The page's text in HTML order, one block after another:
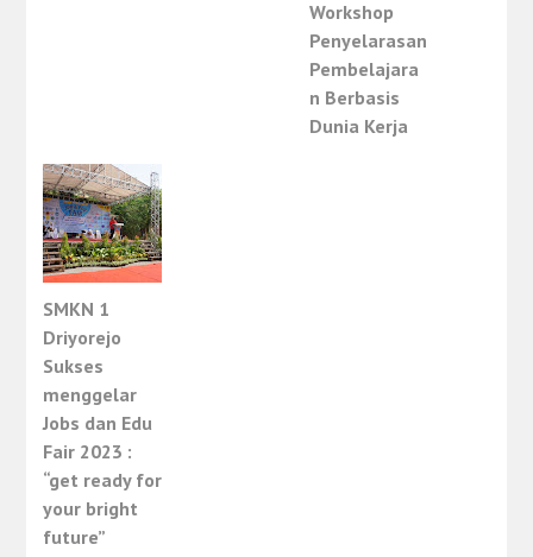
Workshop
Penyelarasan
Pembelajara
n Berbasis
Dunia Kerja
SMKN 1
Driyorejo
Sukses
menggelar
Jobs dan Edu
Fair 2023 :
“get ready for
your bright
future”